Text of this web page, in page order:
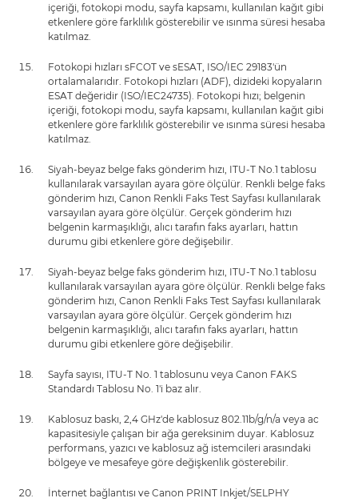
içeriği, fotokopi modu, sayfa kapsamı, kullanılan kağıt gibi
etkenlere göre farklılık gösterebilir ve ısınma süresi hesaba
katılmaz.
Fotokopi hızları sFCOT ve sESAT, ISO/IEC 29183'ün
ortalamalarıdır. Fotokopi hızları (ADF), dizideki kopyaların
ESAT değeridir (ISO/IEC24735). Fotokopi hızı; belgenin
içeriği, fotokopi modu, sayfa kapsamı, kullanılan kağıt gibi
etkenlere göre farklılık gösterebilir ve ısınma süresi hesaba
katılmaz.
Siyah-beyaz belge faks gönderim hızı, ITU-T No.1 tablosu
kullanılarak varsayılan ayara göre ölçülür. Renkli belge faks
gönderim hızı, Canon Renkli Faks Test Sayfası kullanılarak
varsayılan ayara göre ölçülür. Gerçek gönderim hızı
belgenin karmaşıklığı, alıcı tarafın faks ayarları, hattın
durumu gibi etkenlere göre değişebilir.
Siyah-beyaz belge faks gönderim hızı, ITU-T No.1 tablosu
kullanılarak varsayılan ayara göre ölçülür. Renkli belge faks
gönderim hızı, Canon Renkli Faks Test Sayfası kullanılarak
varsayılan ayara göre ölçülür. Gerçek gönderim hızı
belgenin karmaşıklığı, alıcı tarafın faks ayarları, hattın
durumu gibi etkenlere göre değişebilir.
Sayfa sayısı, ITU-T No. 1 tablosunu veya Canon FAKS
Standardı Tablosu No. 1'i baz alır.
Kablosuz baskı, 2,4 GHz'de kablosuz 802.11b/g/n/a veya ac
kapasitesiyle çalışan bir ağa gereksinim duyar. Kablosuz
performans, yazıcı ve kablosuz ağ istemcileri arasındaki
bölgeye ve mesafeye göre değişkenlik gösterebilir.
İnternet bağlantısı ve Canon PRINT Inkjet/SELPHY